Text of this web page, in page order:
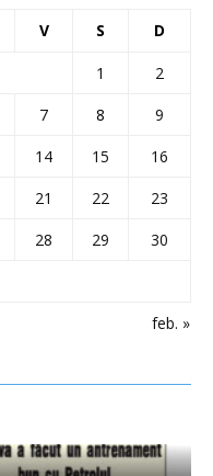
V S D
feb. »
1
2
7 8
9
14 15
16
21 22
23
28 29
30